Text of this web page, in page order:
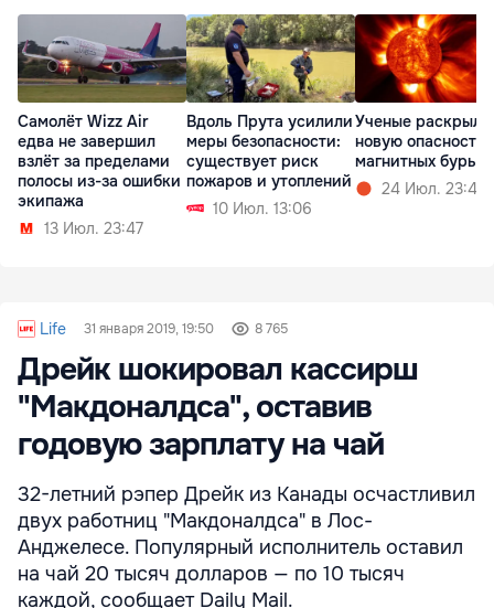
Самолёт Wizz Air
едва не завершил
взлёт за пределами
полосы из-за ошибки
экипажа
13 Июл. 23:47
Вдоль Прута усилили
меры безопасности:
существует риск
пожаров и утоплений
10 Июл. 13:06
Ученые раскрыли
новую опасность
магнитных бурь
24 Июл. 23:47
Life 31 января 2019, 19:50 8 765
Дрейк шокировал кассирш
"Макдоналдса", оставив
годовую зарплату на чай
32-летний рэпер Дрейк из Канады осчастливил
двух работниц "Макдоналдса" в Лос-
Анджелесе. Популярный исполнитель оставил
на чай 20 тысяч долларов — по 10 тысяч
каждой, сообщает Daily Mail.